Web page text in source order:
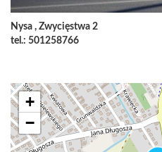
Nysa , Zwycięstwa 2
tel.: 501258766
+
−